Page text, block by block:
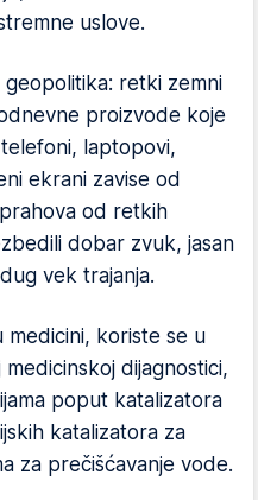
uslove.
geopolitika: retki zemni
proizvode koje
laptopovi,
ekrani zavise od
od retkih
dobar zvuk, jasan
vek trajanja.
koriste se u
dijagnostici,
poput katalizatora
katalizatora za
za prečišćavanje vode.